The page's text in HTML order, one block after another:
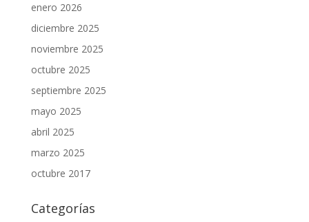
enero 2026
diciembre 2025
noviembre 2025
octubre 2025
septiembre 2025
mayo 2025
abril 2025
marzo 2025
octubre 2017
Categorías